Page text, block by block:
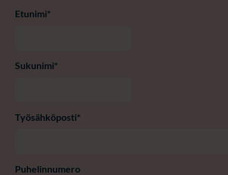
Etunimi*
Sukunimi*
Työsähköposti*
Puhelinnumero